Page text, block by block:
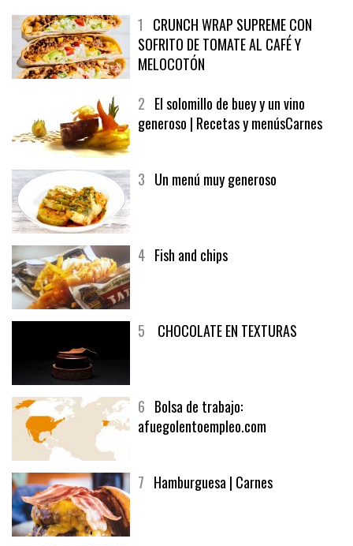
1 CRUNCH WRAP SUPREME CON
SOFRITO DE TOMATE AL CAFÉ Y
MELOCOTÓN
2 El solomillo de buey y un vino
generoso | Recetas y menúsCarnes
3 Un menú muy generoso
4 Fish and chips
5 CHOCOLATE EN TEXTURAS
6 Bolsa de trabajo:
afuegolentoempleo.com
7 Hamburguesa | Carnes